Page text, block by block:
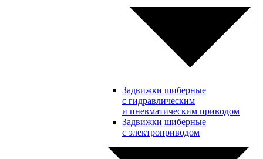
Задвижки шиберные
с гидравлическим
и пневматическим приводом
Задвижки шиберные
с электроприводом